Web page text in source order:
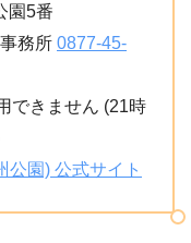
園5番
務所 0877-45-
できません (21時
公園) 公式サイト